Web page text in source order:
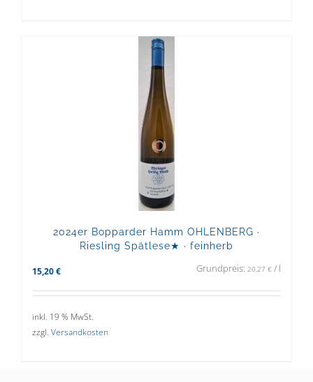
2024er Bopparder Hamm OHLENBERG ·
Riesling Spätlese★ · feinherb
15,20 € Grundpreis: 20,27 € / l
inkl. 19 % MwSt.
zzgl. Versandkosten